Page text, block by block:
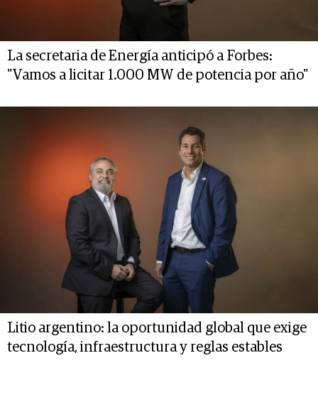
La secretaria de Energía anticipó a Forbes:
"Vamos a licitar 1.000 MW de potencia por año"
Litio argentino: la oportunidad global que exige
tecnología, infraestructura y reglas estables